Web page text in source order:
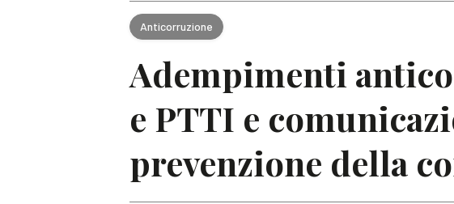
Anticorruzione
Adempimenti
e PTTI e
prevenzione della